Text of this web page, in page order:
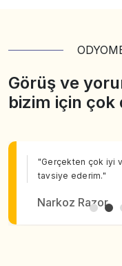
Görüş ve
bizim için
"Gerçekten çok iyi
tavsiye ederim."
Narkoz Razor